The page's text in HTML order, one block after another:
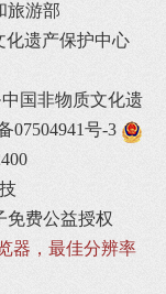
旅游部
化遗产保护中心
国非物质文化遗
07504941号-3
免费公益授权
器，最佳分辨率